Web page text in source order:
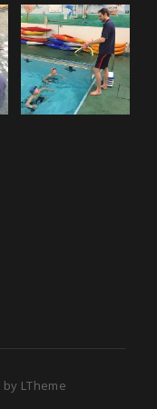
by LTheme